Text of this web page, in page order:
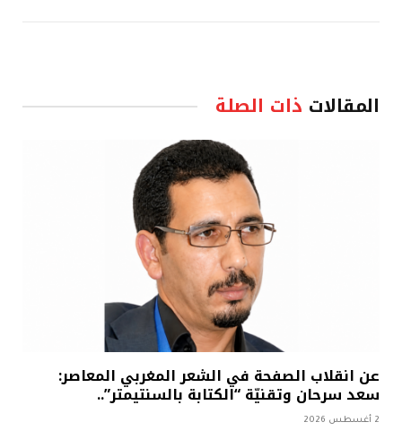
المقالات ذات الصلة
عن انقلاب الصفحة في الشعر المغربي المعاصر:
سعد سرحان وتقنيّة “الكتابة بالسنتيمتر”..
2 أغسطس 2026